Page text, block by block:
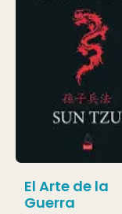
El Arte de la
Guerra